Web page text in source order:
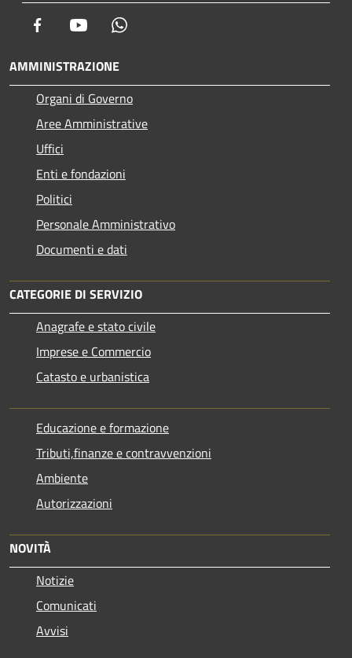
Facebook Youtube
AMMINISTRAZIONE
Organi di Governo
Aree Amministrative
Uffici
Enti e fondazioni
Politici
Personale Amministrativo
Documenti e dati
CATEGORIE DI SERVIZIO
Anagrafe e stato civile
Imprese e Commercio
Catasto e urbanistica
Educazione e formazione
Tributi,finanze e contravvenzioni
Ambiente
Autorizzazioni
NOVITÀ
Notizie
Comunicati
Avvisi